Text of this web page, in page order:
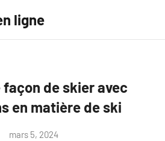
ligne
façon de skier avec
en matière de ski
mars 5, 2024